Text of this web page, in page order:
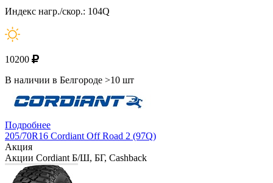
Индекс нагр./скор.: 104Q
10200
В наличии в Белгороде >10 шт
Подробнее
205/70R16 Cordiant Off Road 2 (97Q)
Акция
Акции Cordiant Б/Ш, БГ, Cashback